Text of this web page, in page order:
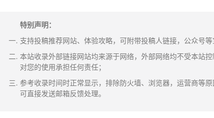
特别声明：
支持投稿推荐网站、体验攻略，可附带投稿人链接，公众号
本站收录外部链接网站均来源于网络，外部网络均不受本站
对您的使用承担任何责任；
参考收录时间时正常显示，排除防火墙、浏览器，运营商等
可直接发送邮箱反馈处理。